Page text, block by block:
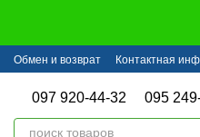
Обмен и возврат Контактная
097 920-44-32 095